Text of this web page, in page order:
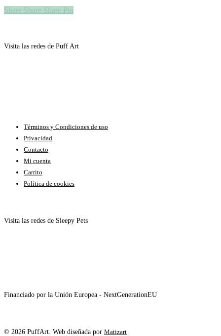
Share Share Share Pin
Visita las redes de Puff Art
Términos y Condiciones de uso
Privacidad
Contacto
Mi cuenta
Carrito
Política de cookies
Visita las redes de Sleepy Pets
Financiado por la Unión Europea - NextGenerationEU
© 2026 PuffArt. Web diseñada por Matizart